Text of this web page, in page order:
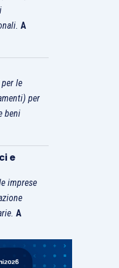
A
le
per
beni
e
imprese
A